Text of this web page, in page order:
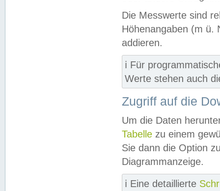
Die Messwerte sind
Höhenangaben (m ü.
addieren.
ℹ️ Für
Werte stehen auch
Zugriff auf die
Um die Daten
Tabelle zu einem
Sie dann die Option
Diagrammanzeige.
ℹ️ Eine detaillierte